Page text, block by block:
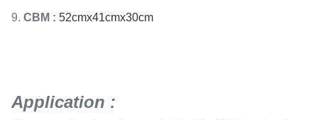
9. CBM : 52cmx41cmx30cm
Application :